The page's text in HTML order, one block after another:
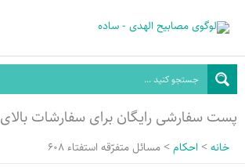
محتوا
پست سفارشی رایگان برای سفارشات بالای ۳۰۰.۰۰۰ تومان
خانه احکام مسائل متفرّقه استفتاء 608